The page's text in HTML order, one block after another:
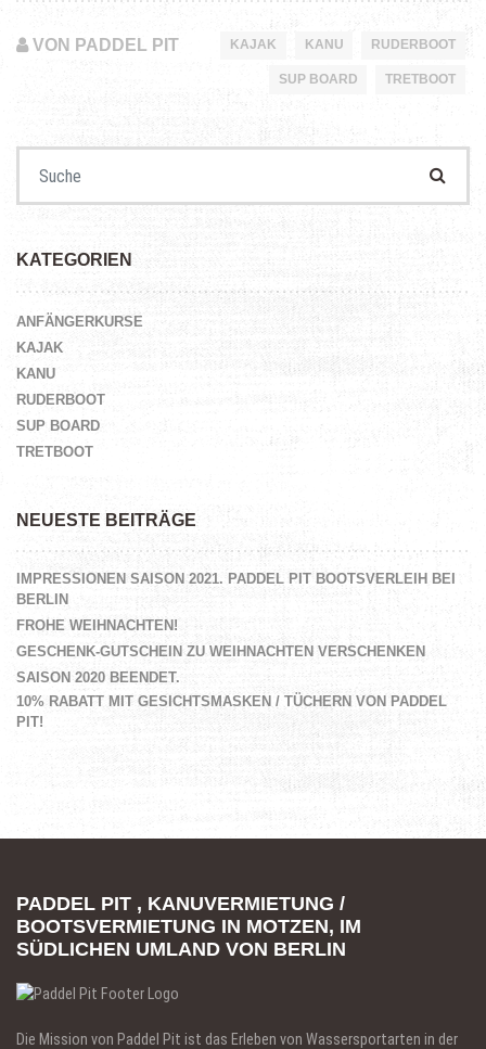
VON PADDEL PIT KAJAK KANU RUDERBOOT
SUP BOARD TRETBOOT
KATEGORIEN
ANFÄNGERKURSE
KAJAK
KANU
RUDERBOOT
SUP BOARD
TRETBOOT
NEUESTE BEITRÄGE
IMPRESSIONEN SAISON 2021. PADDEL PIT BOOTSVERLEIH BEI
BERLIN
FROHE WEIHNACHTEN!
GESCHENK-GUTSCHEIN ZU WEIHNACHTEN VERSCHENKEN
SAISON 2020 BEENDET.
10% RABATT MIT GESICHTSMASKEN / TÜCHERN VON PADDEL
PIT!
PADDEL PIT , KANUVERMIETUNG /
BOOTSVERMIETUNG IN MOTZEN, IM
SÜDLICHEN UMLAND VON BERLIN
Die Mission von Paddel Pit ist das Erleben von Wassersportarten in der